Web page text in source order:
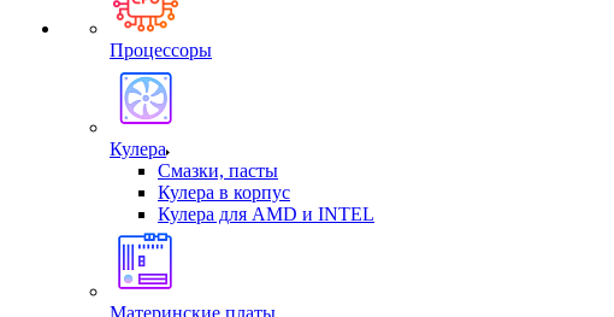
Процессоры
Кулера
Смазки, пасты
Кулера в корпус
Кулера для AMD и INTEL
Материнские платы